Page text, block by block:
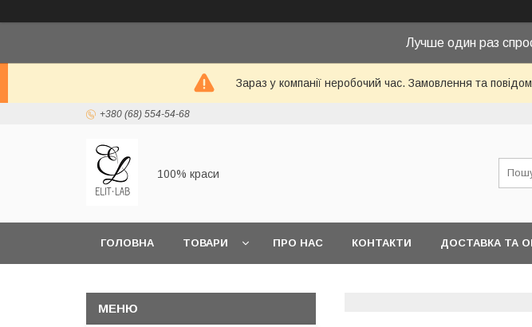
Лучше один раз
Зараз у компанії неробочий час. Замовлення та
+380 (68) 554-54-68
100% краси
ГОЛОВНА ТОВАРИ ПРО НАС КОНТАКТИ ДОСТАВКА ТА